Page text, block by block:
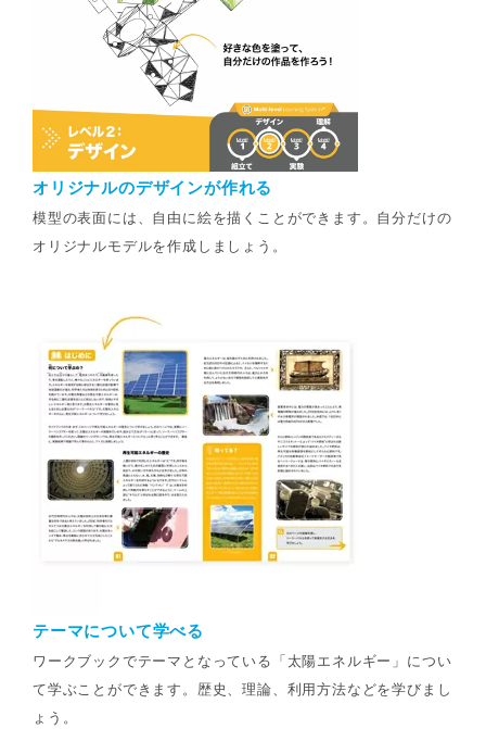
オリジナルのデザインが作れる
模型の表面には、自由に絵を描くことができます。自分だけの
オリジナルモデルを作成しましょう。
テーマについて学べる
ワークブックでテーマとなっている「太陽エネルギー」につい
て学ぶことができます。歴史、理論、利用方法などを学びまし
ょう。